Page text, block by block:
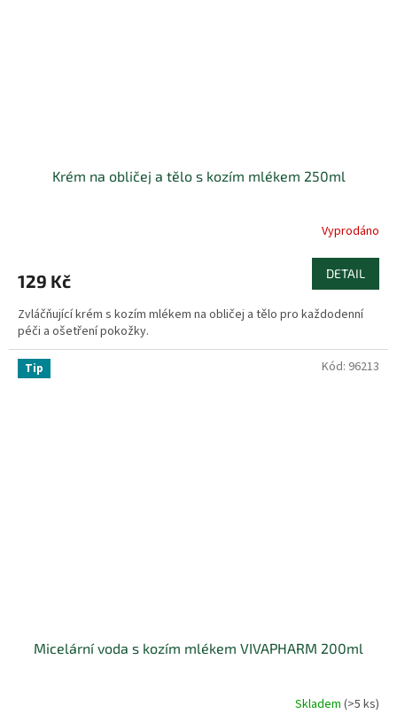
Krém na obličej a tělo s kozím mlékem 250ml
Vyprodáno
129 Kč DETAIL
Zvláčňující krém s kozím mlékem na obličej a tělo pro každodenní
péči a ošetření pokožky.
Tip
Micelární voda s kozím mlékem VIVAPHARM 200ml
Skladem (>5 ks)
Kód: 96213